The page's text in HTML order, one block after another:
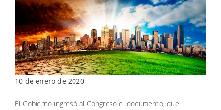
10 de enero de 2020
El Gobierno ingresó al Congreso el documento, que